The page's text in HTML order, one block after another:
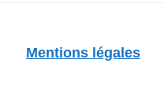
Mentions légales